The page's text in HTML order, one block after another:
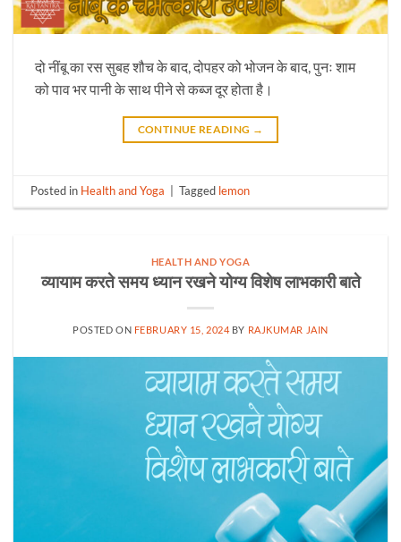
दो नींबू का रस सुबह शौच के बाद, दोपहर को भोजन के बाद, पुनः शाम
को पाव भर पानी के साथ पीने से कब्ज दूर होता है।
CONTINUE READING →
Posted in Health and Yoga Tagged lemon
HEALTH AND YOGA
व्यायाम करते समय ध्यान रखने योग्य विशेष लाभकारी बाते
POSTED ON FEBRUARY 15, 2024 BY RAJKUMAR JAIN